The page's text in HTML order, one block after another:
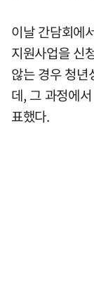
이날 간담회에
지원사업을 신
않는 경우 청년
데, 그 과정에
표했다.